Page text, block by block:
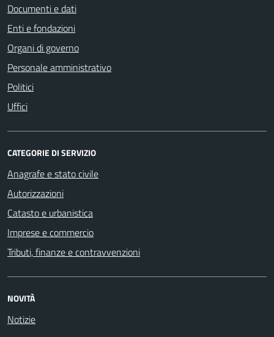
Documenti e dati
Enti e fondazioni
Organi di governo
Personale amministrativo
Politici
Uffici
CATEGORIE DI SERVIZIO
Anagrafe e stato civile
Autorizzazioni
Catasto e urbanistica
Imprese e commercio
Tributi, finanze e contravvenzioni
NOVITÀ
Notizie